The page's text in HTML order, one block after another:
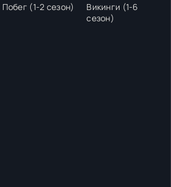
Побег (1-2 сезон)
Викинги (1-6
сезон)